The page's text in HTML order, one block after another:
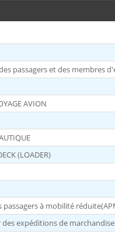
passagers et des membres
AVION
(LOADER)
à mobilité
expéditions de